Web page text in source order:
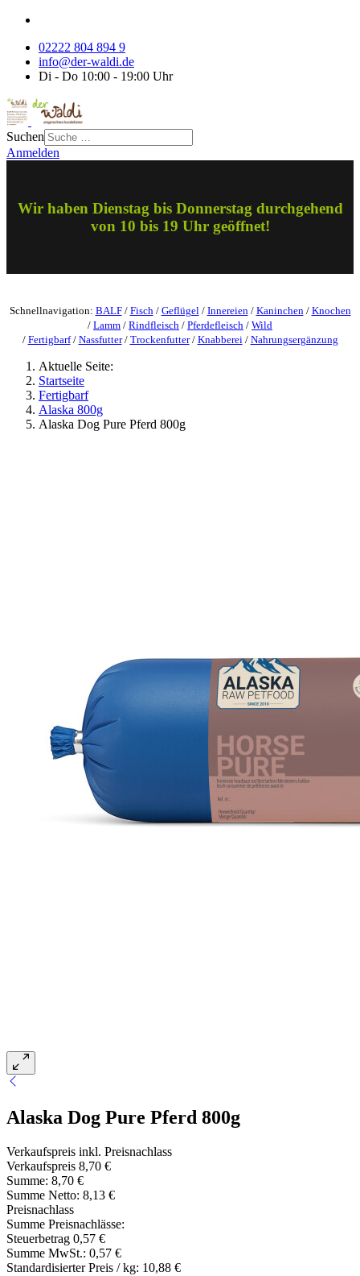
02222 804 894 9
info@der-waldi.de
Di - Do 10:00 - 19:00 Uhr
Suchen
Anmelden
Wir haben Dienstag bis Donnerstag durchgehend
von 10 bis 19 Uhr geöffnet!
Schnellnavigation: BALF/ Fisch/ Geflügel/ Innereien/ Kaninchen/ Knochen
/ Lamm / Rindfleisch / Pferdefleisch / Wild
/ Fertigbarf/ Nassfutter/ Trockenfutter/ Knabberei/ Nahrungsergänzung
Aktuelle Seite:
Startseite
Fertigbarf
Alaska 800g
Alaska Dog Pure Pferd 800g
Alaska Dog Pure Pferd 800g
Verkaufspreis inkl. Preisnachlass
Verkaufspreis 8,70 €
Summe: 8,70 €
Summe Netto: 8,13 €
Preisnachlass
Summe Preisnachlässe:
Steuerbetrag 0,57 €
Summe MwSt.: 0,57 €
Standardisierter Preis / kg: 10,88 €